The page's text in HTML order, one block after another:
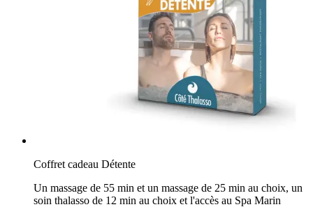
Coffret cadeau Détente
Un massage de 55 min et un massage de 25 min au choix, un
soin thalasso de 12 min au choix et l'accès au Spa Marin